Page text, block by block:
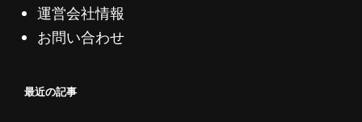
運営会社情報
お問い合わせ
最近の記事